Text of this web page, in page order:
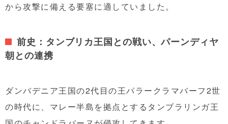
から攻撃に備える要塞に適していました。
前史：タンブリカ王国との戦い、パーンディヤ
朝との連携
ダンバデニア王国の2代目の王パラークラマバーフ2世
の時代に、マレー半島を拠点とするタンブラリンガ王